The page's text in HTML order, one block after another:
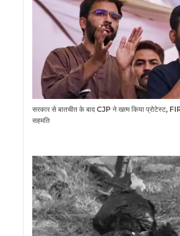
सरकार से बातचीत के बाद CJP ने खत्म किया प्रोटेस्ट,
सहमति